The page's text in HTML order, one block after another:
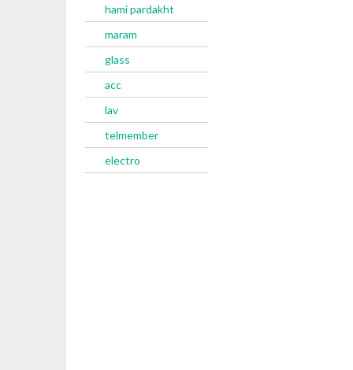
hami pardakht
maram
glass
acc
lav
telmember
electro